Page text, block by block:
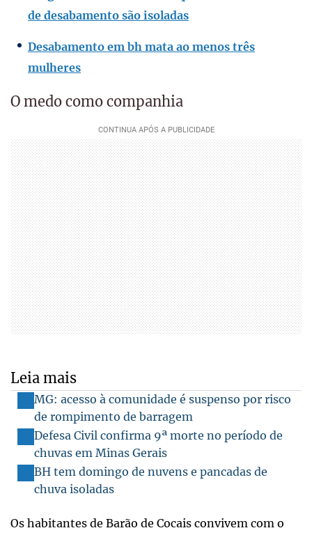
de desabamento são isoladas
Desabamento em bh mata ao menos três
mulheres
O medo como companhia
Leia mais
MG: acesso à comunidade é suspenso por risco
de rompimento de barragem
Defesa Civil confirma 9ª morte no período de
chuvas em Minas Gerais
BH tem domingo de nuvens e pancadas de
chuva isoladas
Os habitantes de Barão de Cocais convivem com o